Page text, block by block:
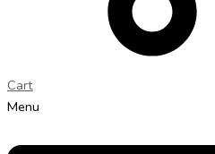
Cart
Menu